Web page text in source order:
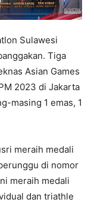
Sulawesi
Tiga
Asian Games
2023 di Jakarta
masing 1 emas, 1
meraih medali
di nomor
meraih medali
dan triathle